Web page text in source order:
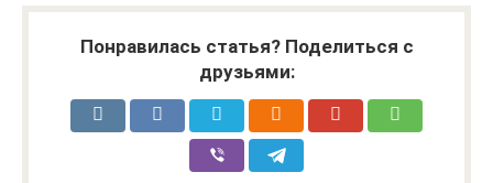
Понравилась статья? Поделиться с
друзьями: